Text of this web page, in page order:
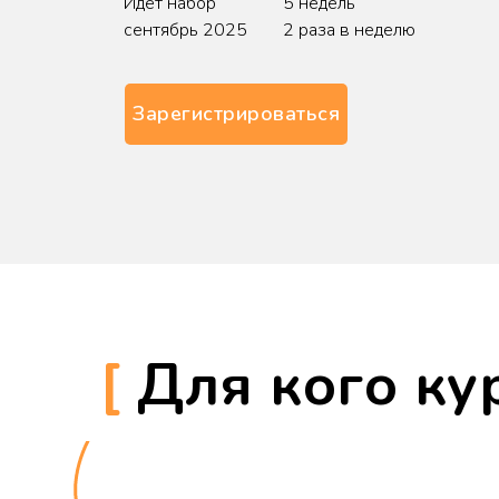
сентябрь 2025
2 раза в неделю
Зарегистрироваться
[ Для кого